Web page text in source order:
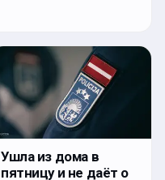
Ушла из дома в
пятницу и не даёт о